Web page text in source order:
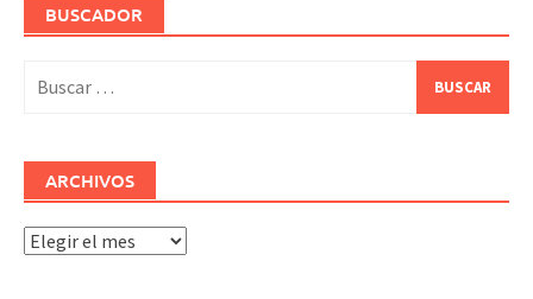
BUSCADOR
ARCHIVOS
Archivos